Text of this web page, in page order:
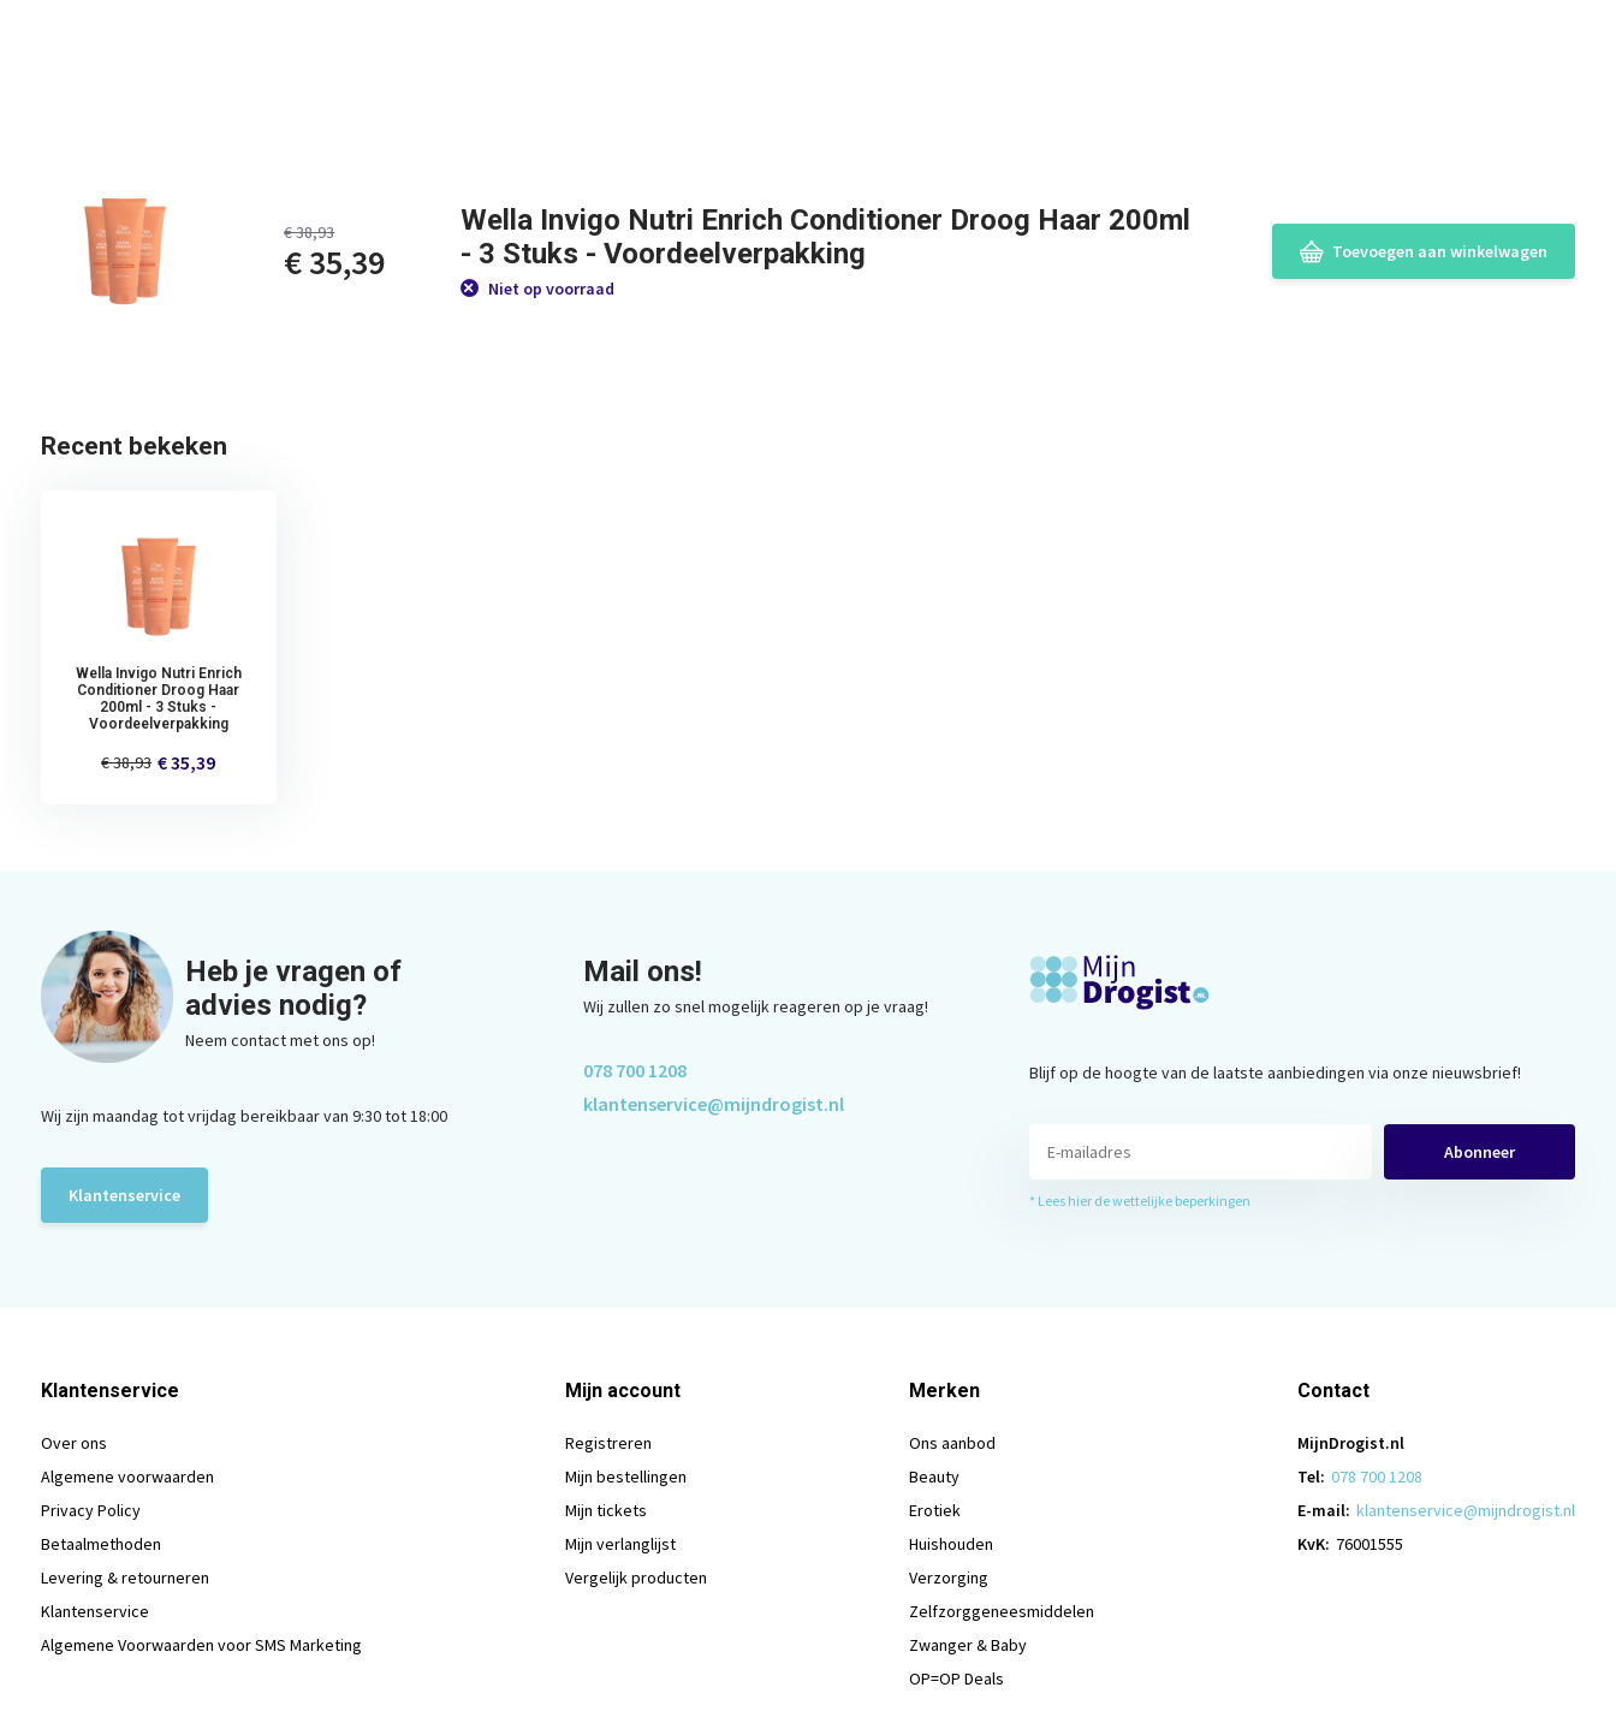
€ 38,93
€ 35,39
Wella Invigo Nutri Enrich Conditioner Droog Haar 200ml
- 3 Stuks - Voordeelverpakking
Niet op voorraad
Toevoegen aan winkelwagen
Recent bekeken
Wella Invigo Nutri Enrich
Conditioner Droog Haar
200ml - 3 Stuks -
Voordeelverpakking
€ 38,93 € 35,39
Heb je vragen of
advies nodig?
Neem contact met ons op!
Wij zijn maandag tot vrijdag bereikbaar van 9:30 tot 18:00
Klantenservice
Mail ons!
Wij zullen zo snel mogelijk reageren op je vraag!
078 700 1208
klantenservice@mijndrogist.nl
Blijf op de hoogte van de laatste aanbiedingen via onze nieuwsbrief!
Abonneer
* Lees hier de wettelijke beperkingen
Klantenservice
Over ons
Algemene voorwaarden
Privacy Policy
Betaalmethoden
Levering & retourneren
Klantenservice
Algemene Voorwaarden voor SMS Marketing
Mijn account
Registreren
Mijn bestellingen
Mijn tickets
Mijn verlanglijst
Vergelijk producten
Merken
Ons aanbod
Beauty
Erotiek
Huishouden
Verzorging
Zelfzorggeneesmiddelen
Zwanger & Baby
OP=OP Deals
Contact
MijnDrogist.nl
Tel: 078 700 1208
E-mail: klantenservice@mijndrogist.nl
KvK: 76001555